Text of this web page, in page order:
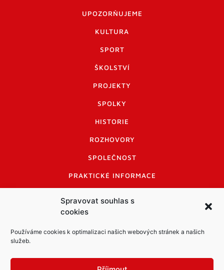
Spravovat souhlas s
cookies
Používáme cookies k optimalizaci našich webových stránek a našich
služeb.
UPOZORŇUJEME
KULTURA
SPORT
ŠKOLSTVÍ
PROJEKTY
SPOLKY
HISTORIE
ROZHOVORY
SPOLEČNOST
PRAKTICKÉ INFORMACE
INFORMACE A KODEX DISKUTUJÍCÍCH
LOGO A LOGO MANUÁL